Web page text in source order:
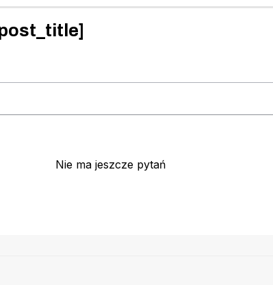
Nie ma jeszcze pytań